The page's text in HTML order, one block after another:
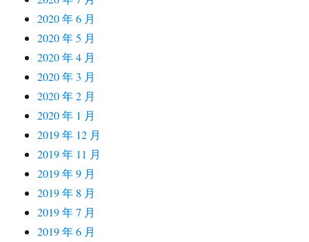
2020 年 6 月
2020 年 5 月
2020 年 4 月
2020 年 3 月
2020 年 2 月
2020 年 1 月
2019 年 12 月
2019 年 11 月
2019 年 9 月
2019 年 8 月
2019 年 7 月
2019 年 6 月